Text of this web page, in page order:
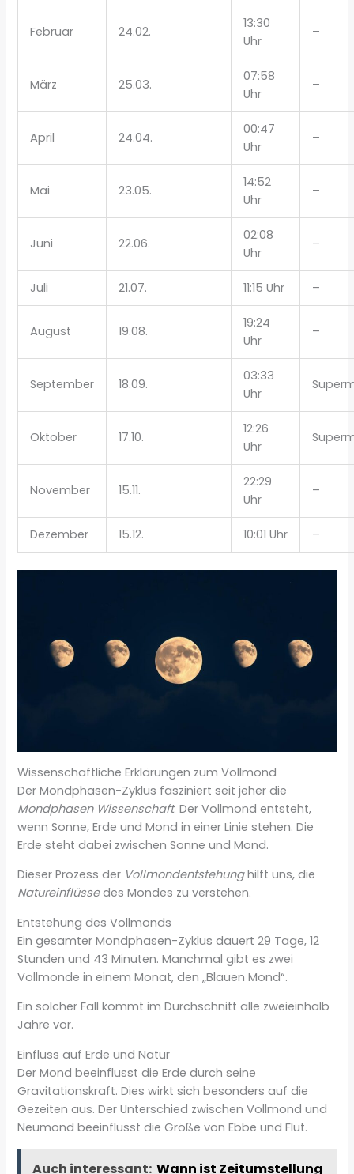
Februar 24.02.
13:30
Uhr
–
März 25.03.
07:58
Uhr
–
April 24.04.
00:47
Uhr
–
Mai 23.05.
14:52
Uhr
–
Juni 22.06.
02:08
Uhr
–
Juli 21.07. 11:15 Uhr –
August 19.08.
19:24
Uhr
–
September 18.09.
03:33
Uhr
Oktober 17.10.
12:26
Uhr
November 15.11.
22:29
Uhr
–
Dezember 15.12. 10:01 Uhr –
Wissenschaftliche Erklärungen zum Vollmond
Der Mondphasen-Zyklus fasziniert seit jeher die
Mondphasen Wissenschaft. Der Vollmond entsteht,
wenn Sonne, Erde und Mond in einer Linie stehen. Die
Erde steht dabei zwischen Sonne und Mond.
Dieser Prozess der Vollmondentstehunghilft uns, die
Natureinflüssedes Mondes zu verstehen.
Entstehung des Vollmonds
Ein gesamter Mondphasen-Zyklus dauert 29 Tage, 12
Stunden und 43 Minuten. Manchmal gibt es zwei
Vollmonde in einem Monat, den „Blauen Mond“.
Ein solcher Fall kommt im Durchschnitt alle zweieinhalb
Jahre vor.
Einfluss auf Erde und Natur
Der Mond beeinflusst die Erde durch seine
Gravitationskraft. Dies wirkt sich besonders auf die
Gezeiten aus. Der Unterschied zwischen Vollmond und
Neumond beeinflusst die Größe von Ebbe und Flut.
Auch interessant: Wann ist Zeitumstellung